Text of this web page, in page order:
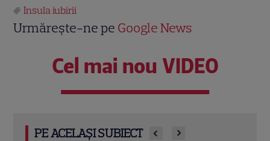
Insula iubirii
Urmărește-ne pe Google News
Cel mai nou VIDEO
PE ACELAȘI SUBIECT